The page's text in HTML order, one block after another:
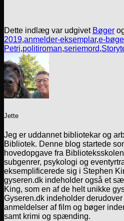
Dette indlæg var udgivet Bøger
2019,anmelder-eksemplar,e-
Petri,politiroman,seriemord,
Jette
Jeg er uddannet bibliotekar og
Bibliotek. Denne blog startede
hovedopgave fra
subgenrer, psykologi og
eksemplificerede sig i Stephen
gyseren.dk indeholder også et
King, som en af de helt unikke
Gyseren.dk indeholder
anmeldelser af film og bøger
samt krimi og spænding.